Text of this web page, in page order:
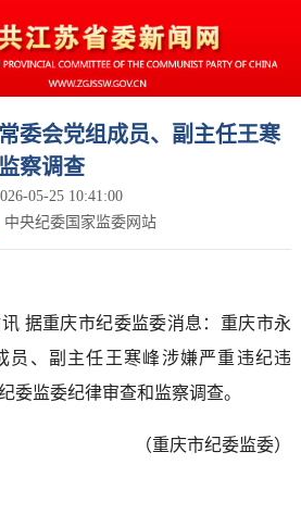
委会党组成员、副主任王寒
察调查
05-25 10:41:00
中央纪委国家监委网站
据重庆市纪委监委消息：重庆市永
员、副主任王寒峰涉嫌严重违纪违
委监委纪律审查和监察调查。
（重庆市纪委监委）